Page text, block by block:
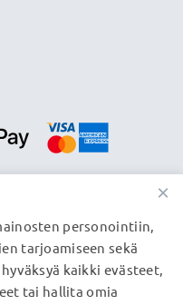
tuotteita, ja
×
personointiin,
tarjoamiseen sekä
kaikki evästeet,
tai hallita omia